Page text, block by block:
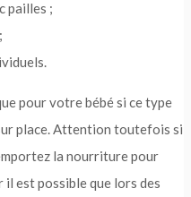
pailles ;
pour votre bébé si ce type
place. Attention toutefois si
la nourriture pour
il est possible que lors des